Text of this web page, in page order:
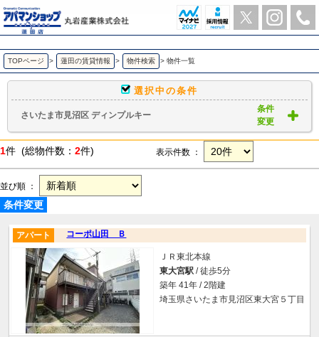
さいたま市見沼区 ディンプルキー ｜賃貸物件一覧｜ アパマンショップ蓮田店-丸岩産業株式会社-
TOPページ > 蓮田の賃貸情報 > 物件検索 > 物件一覧
選択中の条件
さいたま市見沼区 ディンプルキー
条件
変更
1件 (総物件数： 2件) 表示件数 ：
並び順 ：
条件変更
コーポ山田 Ｂ
アパート
ＪＲ東北本線
東大宮駅 / 徒歩5分
築年 41年 / 2階建
埼玉県さいたま市見沼区東大宮５丁目